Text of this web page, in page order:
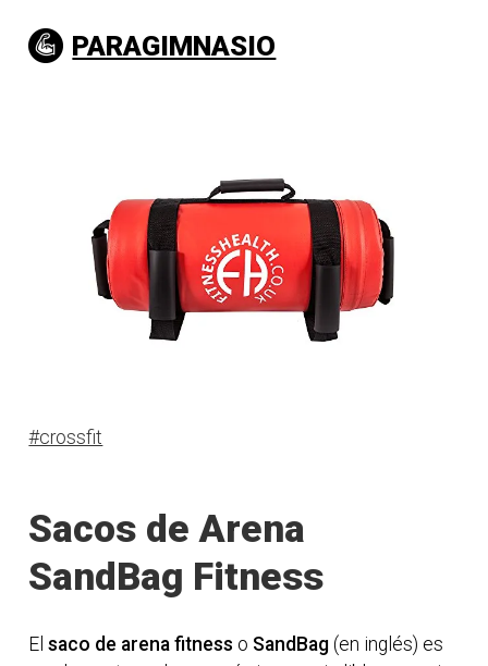
PARAGIMNASIO
#crossfit
Sacos de Arena
SandBag Fitness
Elsaco de arena fitness o SandBag (en inglés) es